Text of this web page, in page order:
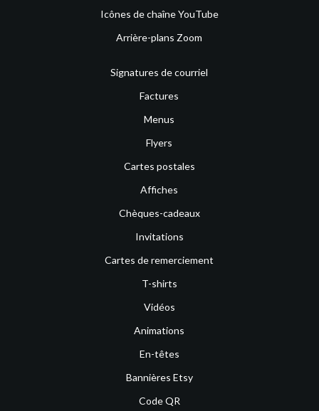
Icônes de chaîne YouTube
Arrière-plans Zoom
Signatures de courriel
Factures
Menus
Flyers
Cartes postales
Affiches
Chèques-cadeaux
Invitations
Cartes de remerciement
T-shirts
Vidéos
Animations
En-têtes
Bannières Etsy
Code QR